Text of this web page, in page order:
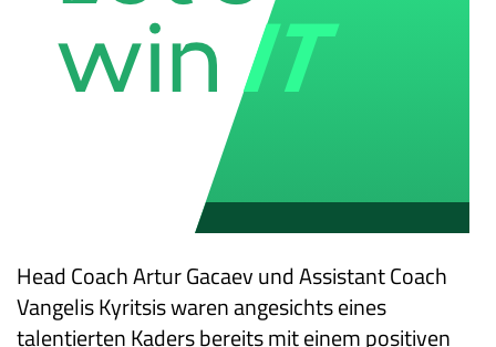
Head Coach Artur Gacaev und Assistant Coach
Vangelis Kyritsis waren angesichts eines
talentierten Kaders bereits mit einem positiven